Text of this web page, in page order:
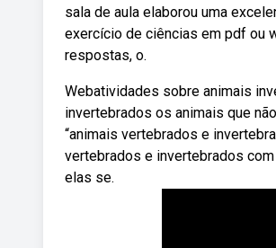
sala de aula elaborou uma
exercício de ciências em pdf ou
respostas, o.
Webatividades sobre animais
invertebrados os animais que
“animais vertebrados e
vertebrados e invertebrados
elas se.